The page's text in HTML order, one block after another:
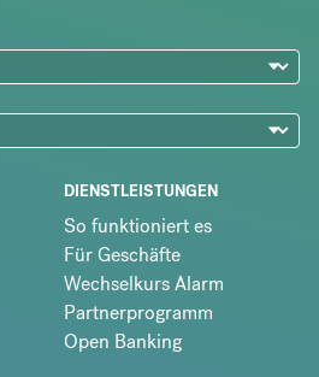
DIENSTLEISTUNGEN
So funktioniert es
Für Geschäfte
Wechselkurs Alarm
Partnerprogramm
Open Banking